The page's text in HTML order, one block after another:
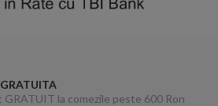
GRATUIT la comezile peste 600 Ron